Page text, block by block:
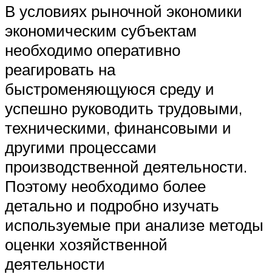
В условиях рыночной экономики
экономическим субъектам
необходимо оперативно
реагировать на
быстроменяющуюся среду и
успешно руководить трудовыми,
техническими, финансовыми и
другими процессами
производственной деятельности.
Поэтому необходимо более
детально и подробно изучать
используемые при анализе методы
оценки хозяйственной
деятельности